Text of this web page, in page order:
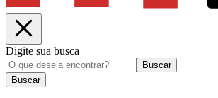
Digite sua busca
Buscar
Buscar